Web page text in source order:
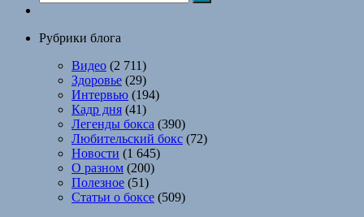
Рубрики блога
Видео (2 711)
Здоровье (29)
Интервью (194)
Кадр дня (41)
Легенды бокса (390)
Любительский бокс (72)
Новости (1 645)
О разном (200)
Полезное (51)
Статьи о боксе (509)